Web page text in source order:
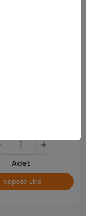
Adet
Sepete Ekle